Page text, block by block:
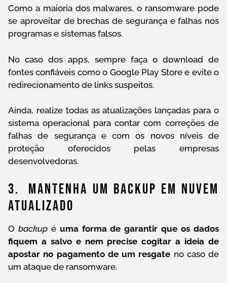
Como a maioria dos malwares, o ransomware pode
se aproveitar de brechas de segurança e falhas nos
programas e sistemas falsos.
No caso dos apps, sempre faça o download de
fontes confiáveis como o Google Play Store e evite o
redirecionamento de links suspeitos.
Ainda, realize todas as atualizações lançadas para o
sistema operacional para contar com correções de
falhas de segurança e com os novos níveis de
proteção oferecidos pelas empresas
desenvolvedoras.
3. Mantenha Um Backup Em Nuvem
Atualizado
O backupé uma forma de garantir que os dados
fiquem a salvo e nem precise cogitar a ideia de
apostar no pagamento de um resgate no caso de
um ataque de ransomware.